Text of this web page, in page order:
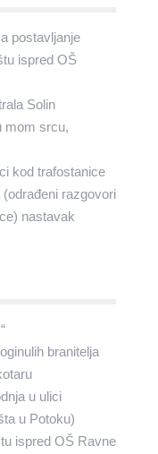
postavljanje
ispred OŠ
Solin
mom srcu,
kod trafostanice
(odrađeni razgovori
nastavak
branitelja
u ulici
u Potoku)
ispred OŠ Ravne